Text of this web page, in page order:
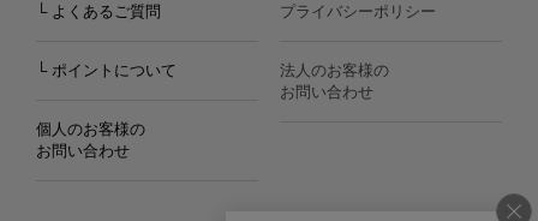
└ よくあるご質問
└ ポイントについて
個人のお客様の
お問い合わせ
プライバシーポリシー
法人のお客様の
お問い合わせ